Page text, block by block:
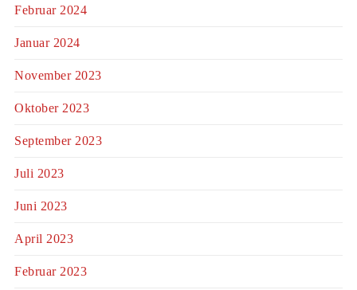
Februar 2024
Januar 2024
November 2023
Oktober 2023
September 2023
Juli 2023
Juni 2023
April 2023
Februar 2023